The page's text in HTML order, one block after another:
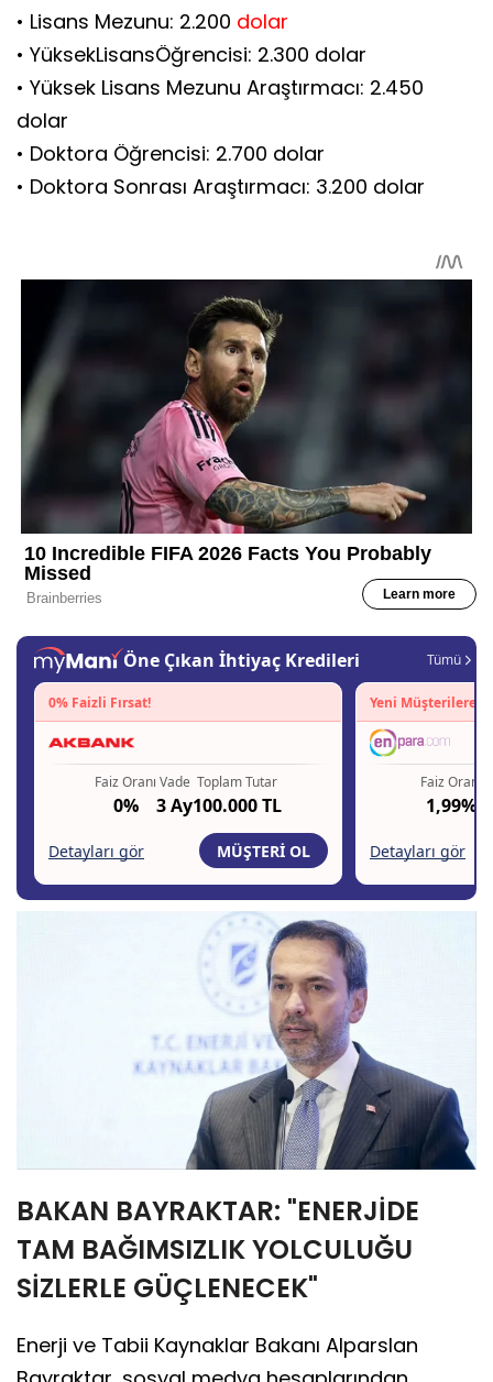
• Lisans Mezunu: 2.200 dolar
• YüksekLisansÖğrencisi: 2.300 dolar
• Yüksek Lisans Mezunu Araştırmacı: 2.450
dolar
• Doktora Öğrencisi: 2.700 dolar
• Doktora Sonrası Araştırmacı: 3.200 dolar
BAKAN BAYRAKTAR: "ENERJİDE
TAM BAĞIMSIZLIK YOLCULUĞU
SİZLERLE GÜÇLENECEK"
Enerji ve Tabii Kaynaklar Bakanı Alparslan